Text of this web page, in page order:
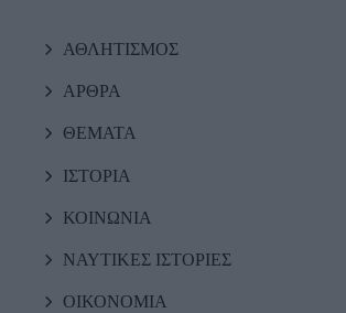
ΑΘΛΗΤΙΣΜΟΣ
ΑΡΘΡΑ
ΘΕΜΑΤΑ
ΙΣΤΟΡΙΑ
ΚΟΙΝΩΝΙΑ
ΝΑΥΤΙΚΕΣ ΙΣΤΟΡΙΕΣ
ΟΙΚΟΝΟΜΙΑ